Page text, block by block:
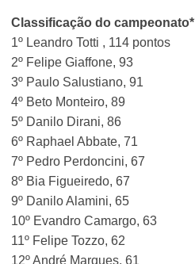
Classificação do campeonato*
1º Leandro Totti , 114 pontos
2º Felipe Giaffone, 93
3º Paulo Salustiano, 91
4º Beto Monteiro, 89
5º Danilo Dirani, 86
6º Raphael Abbate, 71
7º Pedro Perdoncini, 67
8º Bia Figueiredo, 67
9º Danilo Alamini, 65
10º Evandro Camargo, 63
11º Felipe Tozzo, 62
12º André Marques, 61